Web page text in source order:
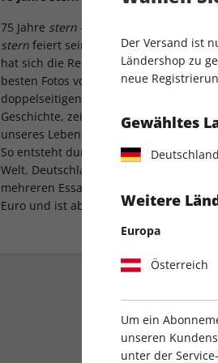
75 Jahre stern- das sind 75 Jahre voller
sternfeiert sein Jubiläum mit einem
hat sich die Redakion auf eine
besten Fotos von 1948 bis heute: Jahr
doppelseitigen Fotos erinnern an große
Geschichte, zeigen aber immer wieder
unseres Lebens, die bisher nicht die
So entsteht durch die Bilder eine ganz
Welt. Deutschland und den
mehreren Essays nachgezeichnet wird.
Euro und ist ab dem 16. September im
Der Versand ist
Ländershop zu
neue
Gewähltes
Deutschland
Weitere
Europa
Österreich
Um ein
unseren
unter der